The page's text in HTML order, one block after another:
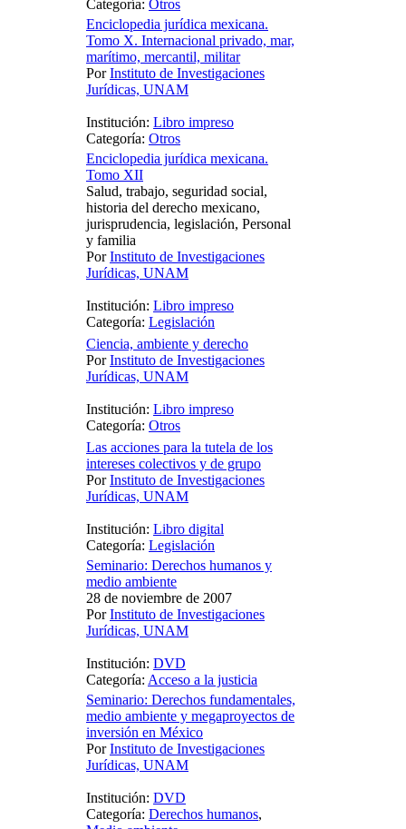
Categoría: Otros
Enciclopedia jurídica mexicana.
Tomo X. Internacional privado, mar,
marítimo, mercantil, militar
PorInstituto de Investigaciones
Jurídicas, UNAM
Institución: Libro impreso
Categoría: Otros
Enciclopedia jurídica mexicana.
Tomo XII
Salud, trabajo, seguridad social,
historia del derecho mexicano,
jurisprudencia, legislación, Personal
y familia
PorInstituto de Investigaciones
Jurídicas, UNAM
Institución: Libro impreso
Categoría: Legislación
Ciencia, ambiente y derecho
PorInstituto de Investigaciones
Jurídicas, UNAM
Institución: Libro impreso
Categoría: Otros
Las acciones para la tutela de los
intereses colectivos y de grupo
PorInstituto de Investigaciones
Jurídicas, UNAM
Institución: Libro digital
Categoría: Legislación
Seminario: Derechos humanos y
medio ambiente
28 de noviembre de 2007
PorInstituto de Investigaciones
Jurídicas, UNAM
Institución: DVD
Categoría: Acceso a la justicia
Seminario: Derechos fundamentales,
medio ambiente y megaproyectos de
inversión en México
PorInstituto de Investigaciones
Jurídicas, UNAM
Institución: DVD
Categoría: Derechos humanos,